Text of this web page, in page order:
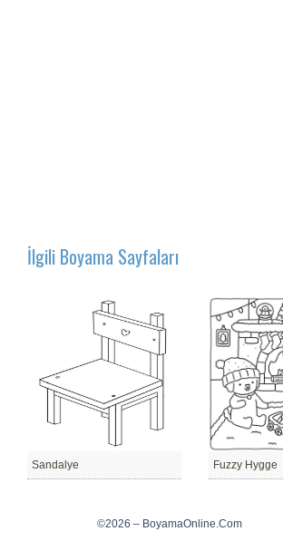
İlgili Boyama Sayfaları
Sandalye Fuzzy Hygge
©2026 – BoyamaOnline.Com